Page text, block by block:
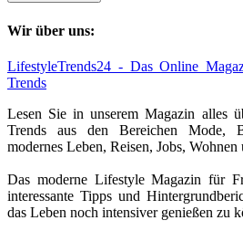
Wir über uns:
LifestyleTrends24 - Das Online
Trends
Lesen Sie in unserem Magazin alles
Trends aus den Bereichen Mode,
modernes Leben, Reisen, Jobs,
Das moderne Lifestyle Magazin für
interessante Tipps und
das Leben noch intensiver genießen zu